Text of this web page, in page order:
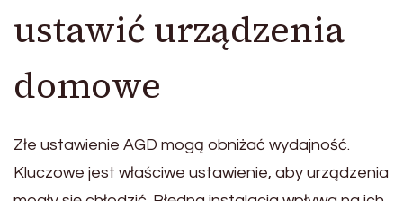
ustawić urządzenia
domowe
Złe ustawienie AGD mogą obniżać wydajność.
Kluczowe jest właściwe ustawienie, aby urządzenia